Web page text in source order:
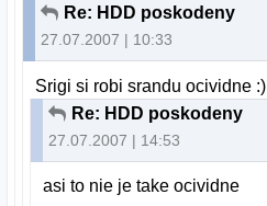
Re: HDD poskodeny
27.07.2007 | 10:33
Srigi si robi srandu ocividne :)
Re: HDD poskodeny
27.07.2007 | 14:53
asi to nie je take ocividne